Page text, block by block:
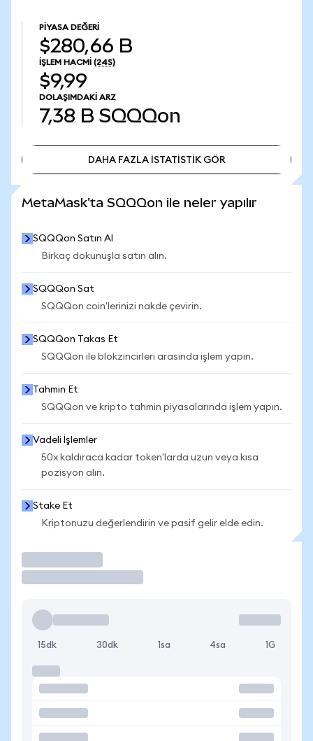
PIYASA DEĞERI
$280,66 B
İŞLEM HACMI (24S)
$9,99
DOLAŞIMDAKI ARZ
7,38 B SQQQon
DAHA FAZLA İSTATİSTİK GÖR
MetaMask'ta SQQQon ile neler yapılır
SQQQon Satın Al
Birkaç dokunuşla satın alın.
SQQQon Sat
SQQQon coin'lerinizi nakde çevirin.
SQQQon Takas Et
SQQQon ile blokzincirleri arasında işlem yapın.
Tahmin Et
SQQQon ve kripto tahmin piyasalarında işlem yapın.
Vadeli İşlemler
50x kaldıraca kadar token'larda uzun veya kısa
pozisyon alın.
Stake Et
Kriptonuzu değerlendirin ve pasif gelir elde edin.
15dk 30dk 1sa 4sa 1G